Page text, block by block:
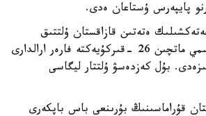
پايپەرس ۇستاعان ەدى.
ەتەتىن قازاقستان ۇلتتىق
قۇراماسى العاشقى رەسمي ماتچىن 26 -قىركۇيەكتە فارەر ارالدارى
بۇل كەزدەسۋ ۇلتتار ليگاسى
قۇراماسىنىڭ بۇرىنعى باس باپكەرى